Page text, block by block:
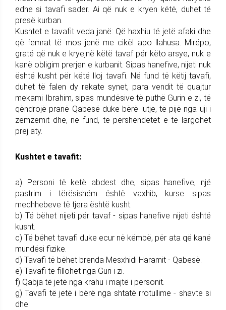
edhe si tavafi sader. Ai që nuk e kryen këtë, duhet të
presë kurban.
Kushtet e tavafit veda janë: Që haxhiu të jetë afaki dhe
që femrat të mos jenë me cikël apo llahusa. Mirëpo,
gratë që nuk e kryejnë këtë tavaf për këto arsye, nuk e
kanë obligim prerjen e kurbanit. Sipas hanefive, nijeti nuk
është kusht për këtë lloj tavafi. Në fund të këtij tavafi,
duhet të falen dy rekate synet, para vendit të quajtur
mekami Ibrahim, sipas mundësive të puthë Gurin e zi, të
qëndrojë pranë Qabesë duke bërë lutje, të pijë nga uji i
zemzemit dhe, në fund, të përshëndetet e të largohet
prej aty.
Kushtet e tavafit:
a) Personi të ketë abdest dhe, sipas hanefive, një
pastrim i tërësishëm është vaxhib, kurse sipas
medhhebeve të tjera është kusht.
b) Të bëhet nijeti për tavaf - sipas hanefive nijeti është
kusht.
c) Të bëhet tavafi duke ecur në këmbë, për ata që kanë
mundësi fizike.
d) Tavafi të bëhet brenda Mesxhidi Haramit - Qabesë.
e) Tavafi të fillohet nga Guri i zi.
f) Qabja të jetë nga krahu i majtë i personit.
g) Tavafi të jetë i bërë nga shtatë rrotullime - shavte si
dhe